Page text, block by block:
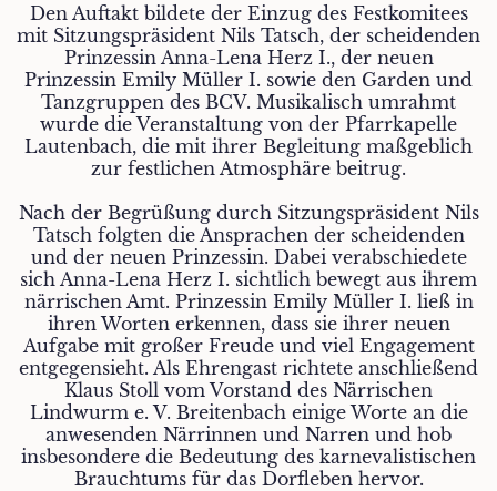
Den Auftakt bildete der Einzug des Festkomitees
mit Sitzungspräsident Nils Tatsch, der scheidenden
Prinzessin Anna-Lena Herz I., der neuen
Prinzessin Emily Müller I. sowie den Garden und
Tanzgruppen des BCV. Musikalisch umrahmt
wurde die Veranstaltung von der Pfarrkapelle
Lautenbach, die mit ihrer Begleitung maßgeblich
zur festlichen Atmosphäre beitrug.
Nach der Begrüßung durch Sitzungspräsident Nils
Tatsch folgten die Ansprachen der scheidenden
und der neuen Prinzessin. Dabei verabschiedete
sich Anna-Lena Herz I. sichtlich bewegt aus ihrem
närrischen Amt. Prinzessin Emily Müller I. ließ in
ihren Worten erkennen, dass sie ihrer neuen
Aufgabe mit großer Freude und viel Engagement
entgegensieht. Als Ehrengast richtete anschließend
Klaus Stoll vom Vorstand des Närrischen
Lindwurm e. V. Breitenbach einige Worte an die
anwesenden Närrinnen und Narren und hob
insbesondere die Bedeutung des karnevalistischen
Brauchtums für das Dorfleben hervor.